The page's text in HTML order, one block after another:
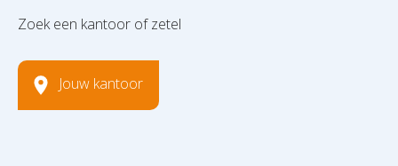
Zoek een kantoor of zetel
Jouw kantoor